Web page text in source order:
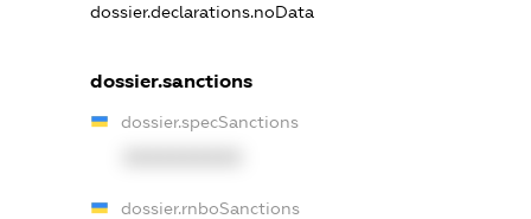
dossier.declarations.noData
dossier.sanctions
dossier.specSanctions
dossier.rnboSanctions